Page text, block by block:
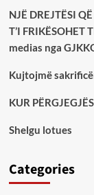
NJË DREJTËSI
T’I FRIKËSOHET
medias nga
Kujtojmë
KUR
Shelgu lotues
Categories